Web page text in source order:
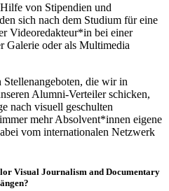
von Stipendien und
sich nach dem Studium für eine
Videoredakteur*in bei einer
Galerie oder als Multimedia
die wir in
Alumni-Verteiler schicken,
nach visuell geschulten
mehr Absolvent*innen eigene
vom internationalen Netzwerk
Visual Journalism and Documentary